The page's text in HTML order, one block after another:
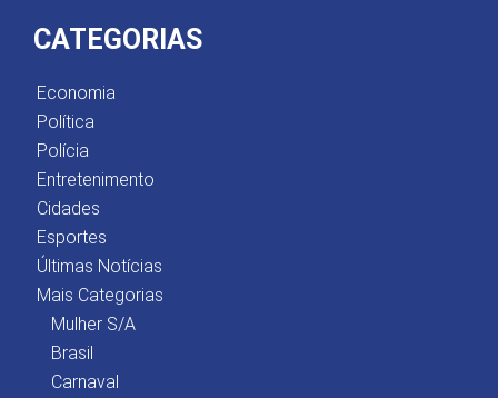
CATEGORIAS
Economia
Política
Polícia
Entretenimento
Cidades
Esportes
Últimas Notícias
Mais Categorias
Mulher S/A
Brasil
Carnaval